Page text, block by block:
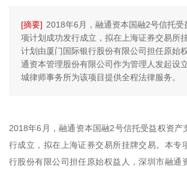
[摘要] 2018年6月，融通资本国融2号信托受
项计划成功发行成立，拟在上海证券交易所
计划由厦门国际银行股份有限公司担任原始
通资本管理股份有限公司作为管理人发起设
城律师事务所为该项目提供全程法律服务。
2018年6月，融通资本国融2号信托受益权资产
行成立，拟在上海证券交易所挂牌交易。本专
行股份有限公司担任原始权益人，深圳市融通